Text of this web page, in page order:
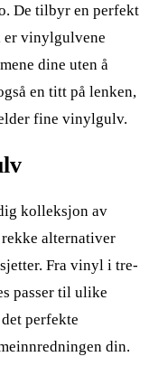
De tilbyr en perfekt
er vinylgulvene
dine uten å
en titt på lenken,
fine vinylgulv.
kolleksjon av
alternativer
Fra vinyl i tre-
passer til ulike
perfekte
din.